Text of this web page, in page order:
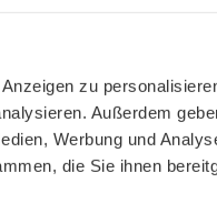
zu
Außerdem
Werbung und
die Sie ihnen